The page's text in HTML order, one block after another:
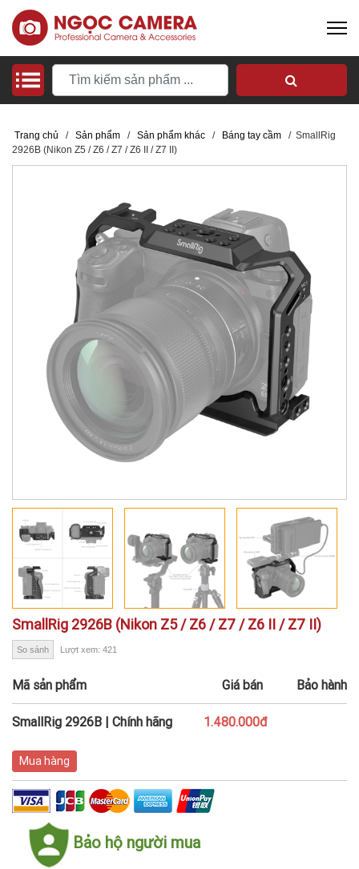
Trang chủ / Sản phẩm / Sản phẩm khác / Báng tay cầm / SmallRig
2926B (Nikon Z5 / Z6 / Z7 / Z6 II / Z7 II)
SmallRig 2926B (Nikon Z5 / Z6 / Z7 / Z6 II / Z7 II)
So sánh Lượt xem: 421
Mã sản phẩm Giá bán Bảo hành
SmallRig 2926B | Chính hãng 1.480.000đ
Mua hàng
Bảo hộ người mua